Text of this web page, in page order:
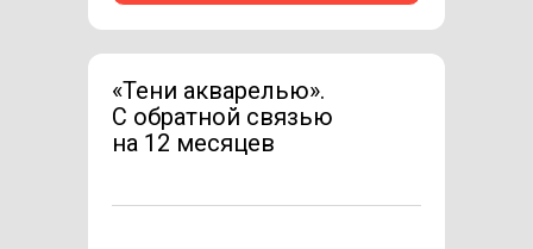
«Тени акварелью».
C обратной связью
на 12 месяцев